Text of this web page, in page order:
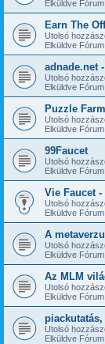
Elküldve Fórum:
Earn The
Utolsó
Elküldve Fórum:
adnade.net
Utolsó
Elküldve Fórum:
Puzzle
Utolsó
Elküldve Fórum:
99Faucet
Utolsó
Elküldve Fórum:
Vie Faucet -
Utolsó
Elküldve Fórum:
A
Utolsó
Elküldve Fórum:
Az MLM
Utolsó
Elküldve Fórum:
Utolsó
Elküldve Fórum: